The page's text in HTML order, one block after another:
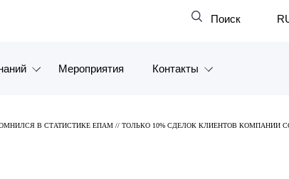
Поиск
Мероприятия Контакты
В СТАТИСТИКЕ ЕПАМ // ТОЛЬКО 10% СДЕЛОК КЛИЕНТОВ